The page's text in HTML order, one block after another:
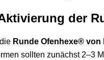
der
Runde Ofenhexe®
sollten zunächst 2–3